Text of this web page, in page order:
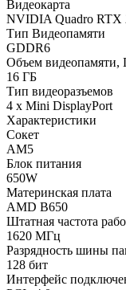
Видеокарта
NVIDIA Quadro RTX
Тип Видеопамяти
GDDR6
Объем видеопамяти,
16 ГБ
Тип видеоразъемов
4 x Mini DisplayPort
Характеристики
Сокет
AM5
Блок питания
650W
Материнская плата
AMD B650
Штатная частота
1620 МГц
Разрядность шины
128 бит
Интерфейс